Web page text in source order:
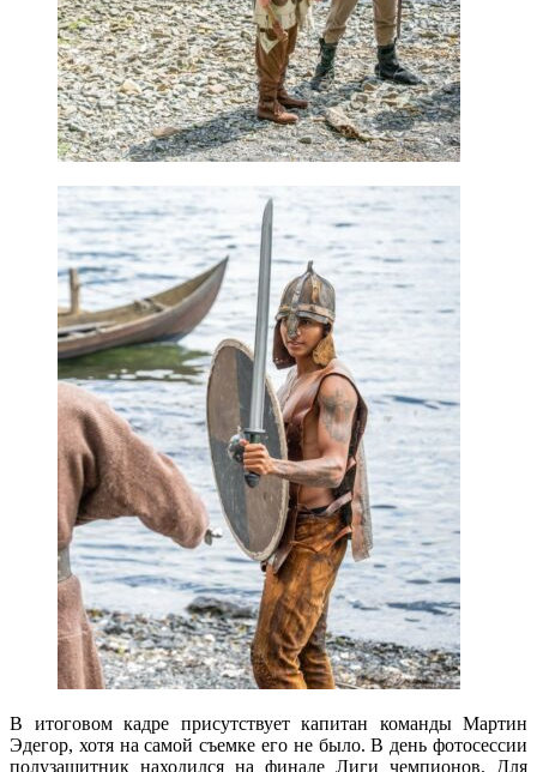
В итоговом кадре присутствует капитан команды Мартин
Эдегор, хотя на самой съемке его не было. В день фотосессии
полузащитник находился на финале Лиги чемпионов. Для